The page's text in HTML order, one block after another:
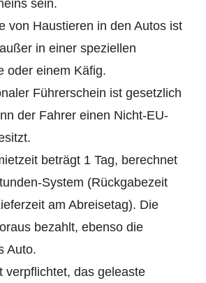
sein.
von Haustieren in den Autos ist
in einer speziellen
oder einem Käfig.
Führerschein ist gesetzlich
der Fahrer einen Nicht-EU-
beträgt 1 Tag, berechnet
System (Rückgabezeit
am Abreisetag). Die
bezahlt, ebenso die
Auto.
verpflichtet, das geleaste